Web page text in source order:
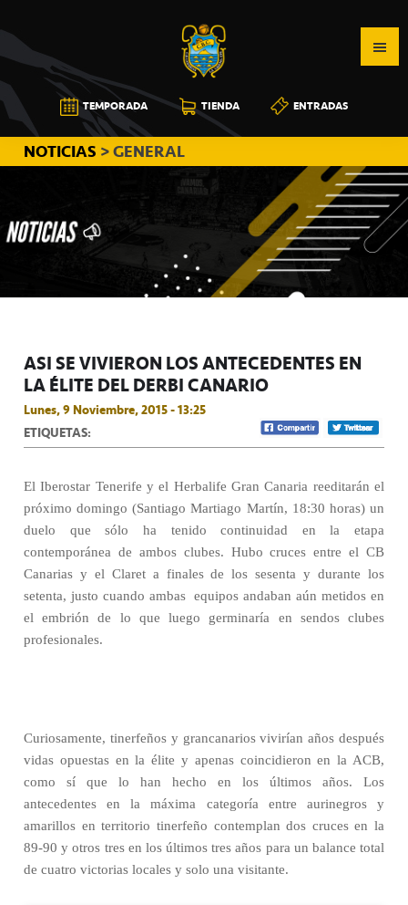
a
la
navegación
principal
al
contenido
principal
a
la
barra
lateral
principal
CB
CANARIAS
TEMPORADA TIENDA ENTRADAS
NOTICIAS > GENERAL
ASI SE VIVIERON LOS ANTECEDENTES EN
LA ÉLITE DEL DERBI CANARIO
Lunes, 9 Noviembre, 2015 - 13:25
ETIQUETAS:
El Iberostar Tenerife y el Herbalife Gran Canaria reeditarán el
próximo domingo (Santiago Martiago Martín, 18:30 horas) un
duelo que sólo ha tenido continuidad en la etapa
contemporánea de ambos clubes. Hubo cruces entre el CB
Canarias y el Claret a finales de los sesenta y durante los
setenta, justo cuando ambas
equipos andaban aún metidos en
el embrión de lo que luego germinaría en sendos clubes
profesionales.
Curiosamente, tinerfeños y grancanarios vivirían años después
vidas opuestas en la élite y apenas coincidieron en la ACB,
como sí que lo han hecho en los últimos años. Los
antecedentes en la máxima categoría entre aurinegros y
amarillos en territorio tinerfeño contemplan dos cruces en la
89-90 y otros tres en los últimos tres años para un balance total
de cuatro victorias locales y solo una visitante.